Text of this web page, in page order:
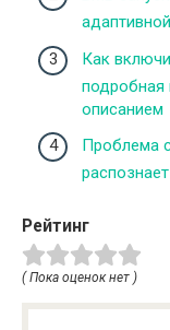
Как
подробная
описанием
Проблема
Рейтинг
( Пока оценок нет )